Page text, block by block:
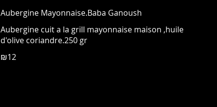
Aubergine Mayonnaise.Baba Ganoush
Aubergine cuit a la grill mayonnaise maison ,huile
d'olive coriandre.250 gr
₪12